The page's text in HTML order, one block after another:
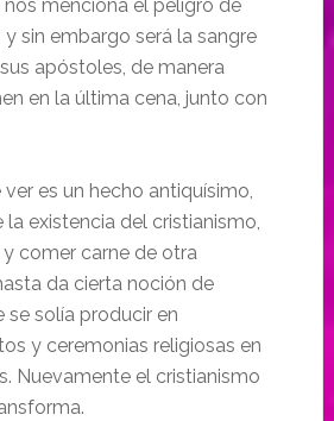
menciona el peligro de
sin embargo será la sangre
apóstoles, de manera
en la última cena, junto con
es un hecho antiquísimo,
la existencia del cristianismo,
comer carne de otra
da cierta noción de
se solía producir en
y ceremonias religiosas en
Nuevamente el cristianismo